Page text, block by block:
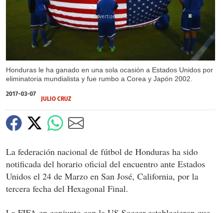
Honduras le ha ganado en una sola ocasión a Estados Unidos por
eliminatoria mundialista y fue rumbo a Corea y Japón 2002.
X
2017-03-07
JULIO CRUZ
La federación nacional de fútbol de Honduras ha sido
notificada del horario oficial del encuentro ante Estados
Unidos el 24 de Marzo en San José, California, por la
tercera fecha del Hexagonal Final.